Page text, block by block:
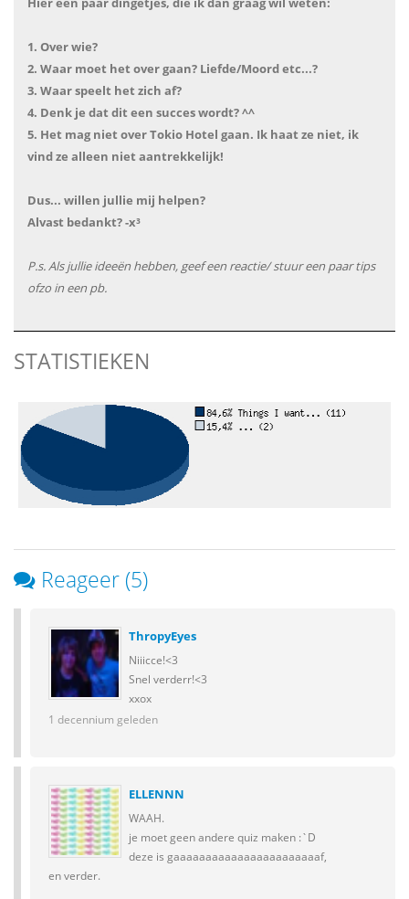
1. Over wie?
2. Waar moet het over gaan? Liefde/Moord etc...?
3. Waar speelt het zich af?
4. Denk je dat dit een succes wordt? ^^
5. Het mag niet over Tokio Hotel gaan. Ik haat ze niet, ik
vind ze alleen niet aantrekkelijk!
Dus... willen jullie mij helpen?
Alvast bedankt? -x³
P.s. Als jullie ideeën hebben, geef een reactie/ stuur een paar tips
ofzo in een pb.
STATISTIEKEN
Reageer (5)
ThropyEyes
Niiicce!<3
Snel verderr!<3
xxox
1 decennium geleden
ELLENNN
WAAH.
je moet geen andere quiz maken :`D
deze is gaaaaaaaaaaaaaaaaaaaaaaaf,
en verder.